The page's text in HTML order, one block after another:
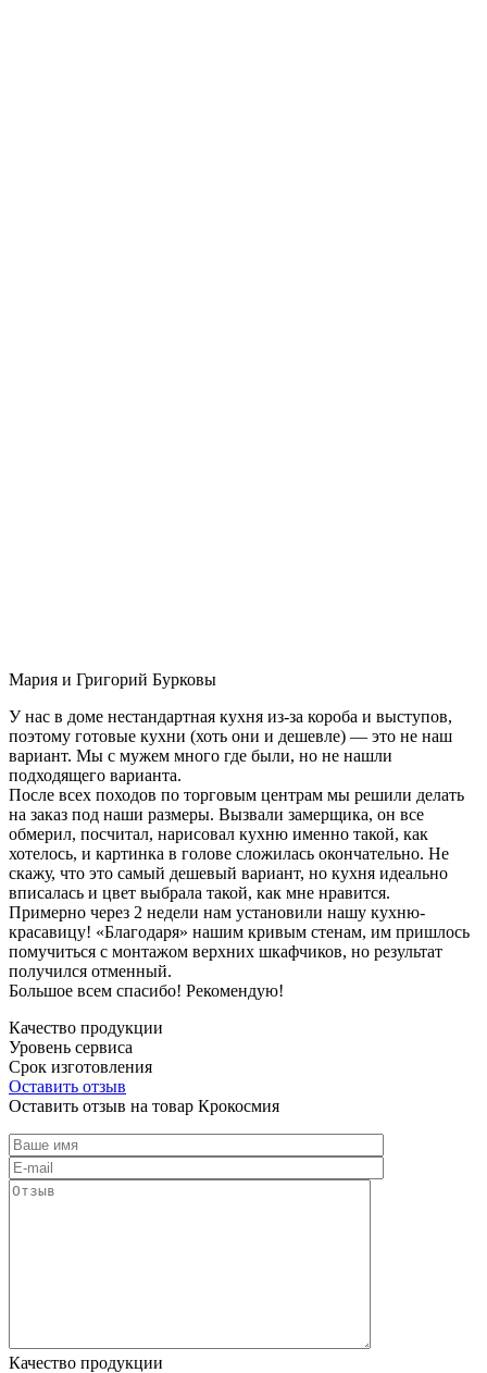
Мария и Григорий Бурковы
У нас в доме нестандартная кухня из-за короба и выступов,
поэтому готовые кухни (хоть они и дешевле) — это не наш
вариант. Мы с мужем много где были, но не нашли
подходящего варианта.
После всех походов по торговым центрам мы решили делать
на заказ под наши размеры. Вызвали замерщика, он все
обмерил, посчитал, нарисовал кухню именно такой, как
хотелось, и картинка в голове сложилась окончательно. Не
скажу, что это самый дешевый вариант, но кухня идеально
вписалась и цвет выбрала такой, как мне нравится.
Примерно через 2 недели нам установили нашу кухню-
красавицу! «Благодаря» нашим кривым стенам, им пришлось
помучиться с монтажом верхних шкафчиков, но результат
получился отменный.
Большое всем спасибо! Рекомендую!
Качество продукции
Уровень сервиса
Срок изготовления
Оставить отзыв
Оставить отзыв на товар Крокосмия
Качество продукции